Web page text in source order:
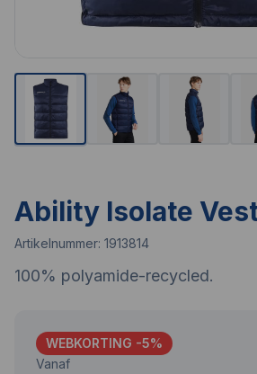
Ability Isolate
Artikelnummer: 1913814
100% polyamide-recycled.
WEBKORTING -5%
Vanaf